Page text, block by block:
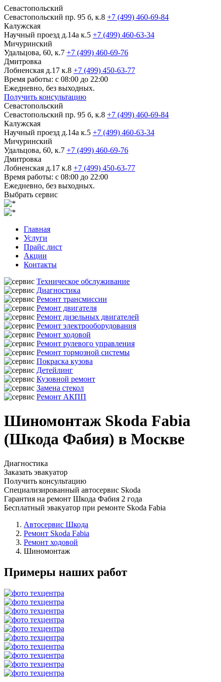
Севастопольский
Севастопольский пр. 95 б, к.8 +7 (499) 460-69-84
Калужская
Научный проезд д.14а к.5 +7 (499) 460-63-34
Мичуринский
Удальцова, 60, к.7 +7 (499) 460-69-76
Дмитровка
Лобненская д.17 к.8 +7 (499) 450-63-77
Время работы: с 08:00 до 22:00
Ежедневно, без выходных.
Получить консультацию
Севастопольский
Севастопольский пр. 95 б, к.8 +7 (499) 460-69-84
Калужская
Научный проезд д.14а к.5 +7 (499) 460-63-34
Мичуринский
Удальцова, 60, к.7 +7 (499) 460-69-76
Дмитровка
Лобненская д.17 к.8 +7 (499) 450-63-77
Время работы: с 08:00 до 22:00
Ежедневно, без выходных.
Выбрать сервис
Главная
Услуги
Прайс лист
Акции
Контакты
Техническое обслуживание
Диагностика
Ремонт трансмиссии
Ремонт двигателя
Ремонт дизельных двигателей
Ремонт электрооборудования
Ремонт ходовой
Ремонт рулевого управления
Ремонт тормозной системы
Покраска кузова
Детейлинг
Кузовной ремонт
Замена стекол
Ремонт АКПП
Шиномонтаж Skoda Fabia
(Шкода Фабия) в Москве
Диагностика
Заказать эвакуатор
Получить консультацию
Специализированный автосервис Skoda
Гарантия на ремонт Шкода Фабия 2 года
Бесплатный эвакуатор при ремонте Skoda Fabia
Автосервис Шкода
Ремонт Skoda Fabia
Ремонт ходовой
Шиномонтаж
Примеры наших работ